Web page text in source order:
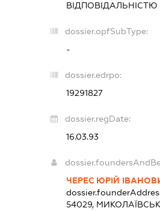
ВІДПОВІДАЛЬНІСТЮ
dossier.opfSubType:
-
dossier.edrpo:
19291827
dossier.regDate:
16.03.93
ЧЕРЕС ЮРІЙ
54029,